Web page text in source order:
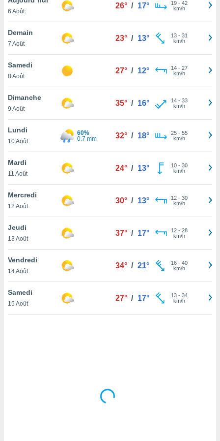
et
»,
au
vous
qu'ils
ou
le
ainsi
un
la
du
en
de
6 Août
26° / 17° 19- 42
km/h
Demain
7 Août
23° / 13° 13- 31
km/h
Samedi
8 Août
27° / 12° 14- 27
km/h
Dimanche
9 Août
35° / 16° 14- 33
km/h
Lundi
10 Août
60%
0.7 mm
32° / 18° 25- 55
km/h
Mardi
11 Août
24° / 13° 10- 30
km/h
Mercredi
12 Août
30° / 13° 12- 30
km/h
Jeudi
13 Août
37° / 17° 12- 28
km/h
Vendredi
14 Août
34° / 21° 16- 40
km/h
Samedi
15 Août
27° / 17° 13- 34
km/h